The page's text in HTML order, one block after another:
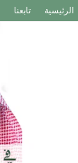
الرئيسية تابعنا